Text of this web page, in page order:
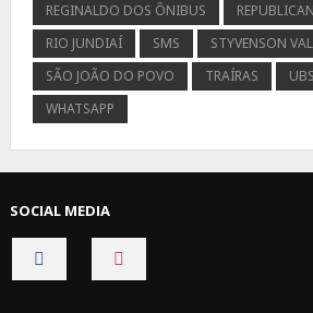
REGINALDO DOS ÔNIBUS
RIO JUNDIAÍ
SMS
STYVENSON
SÃO JOÃO DO POVO
TRAÍRAS UBS
WHATSAPP
SOCIAL MEDIA
CONNECT
ON